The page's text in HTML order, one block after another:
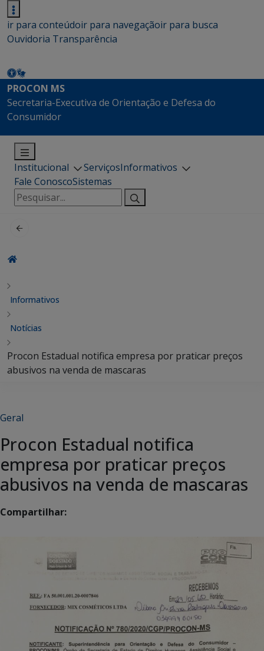
ir para conteúdoir para navegaçãoir para busca
Ouvidoria Transparência
PROCON MS
Secretaria-Executiva de Orientação e Defesa do
Consumidor
Institucional ServiçosInformativos
Fale ConoscoSistemas
Pesquisar
por:
Informativos
Notícias
Procon Estadual notifica empresa por praticar preços
abusivos na venda de mascaras
Geral
Procon Estadual notifica
empresa por praticar preços
abusivos na venda de mascaras
Compartilhar: